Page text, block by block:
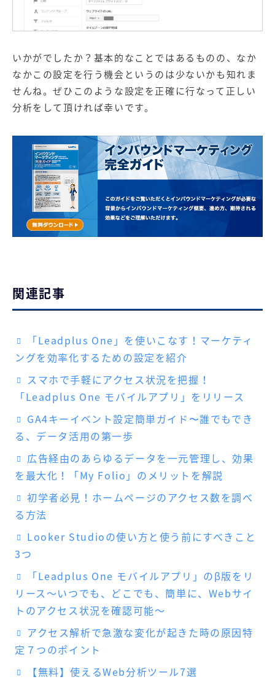
いかがでしたか？基本的なことではあるものの、なか
なかこの設定を行う機会というのは少ないかも知れま
せんね。ぜひこのような設定を正確に行なって正しい
分析をして頂ければ幸いです。
関連記事
「Leadplus One」を使いこなす！マーケティ
ングを効率化するための設定を紹介
スマホで手軽にアクセス状況を把握！
「Leadplus One モバイルアプリ」をリリース
GA4キーイベント設定簡単ガイド〜誰でもでき
る、データ活用の第一歩
広告経由のあらゆるデータを一元管理し、効果
を最大化！「My Folio」のメリットを解説
初学者必見！ホームページのアクセス数を調べ
る方法
Looker Studioの使い方と使う前にすべきこと
3つ
「Leadplus One モバイルアプリ」のβ版をリ
リース～いつでも、どこでも、簡単に、Webサイ
トのアクセス状況を確認可能～
アクセス解析で急激な変化が起きた時の原因特
定７つのポイント
【無料】使えるWeb分析ツール7選